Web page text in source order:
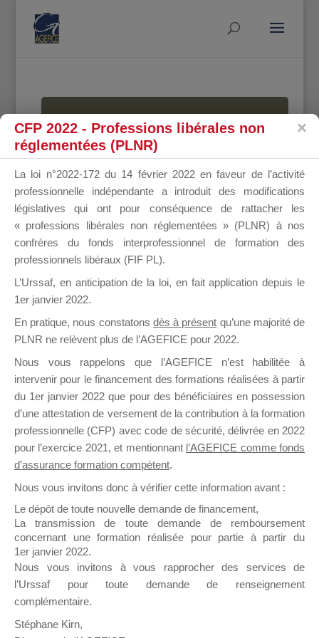
MALLETTE
DU
DIRIGEANT
Groupe Public
il y a un mois
Ce groupe est destiné aux Organismes de
Formation qui souhaitent répondre à l’Appel à
Propositions Mallette du Dirigeant.
sur lequel il est possible de laisser un message
ou poser une question.
NB : Il est nécessaire d’être
pouvoir rejoindre ce groupe
CFP 2022 - Professions libérales non
réglementées (PLNR)
La loi n°2022-172 du 14 février 2022 en faveur de l’activité
professionnelle indépendante a introduit des modifications
législatives qui ont pour conséquence de rattacher les
« professions libérales non réglementées » (PLNR) à nos
confrères du fonds interprofessionnel de formation des
professionnels libéraux (FIF PL).
L’Urssaf, en anticipation de la loi, en fait application depuis le
1er janvier 2022.
En pratique, nous constatons dès à présent qu’une majorité de
PLNR ne relèvent plus de l’AGEFICE pour 2022.
Nous vous rappelons que l’AGEFICE n’est habilitée à
intervenir pour le financement des formations réalisées à partir
du 1er janvier 2022 que pour des bénéficiaires en possession
d’une attestation de versement de la contribution à la formation
professionnelle (CFP) avec code de sécurité, délivrée en 2022
pour l’exercice 2021, et mentionnant l’AGEFICE comme fonds
d’assurance formation compétent.
Nous vous invitons donc à vérifier cette information avant :
Le dépôt de toute nouvelle demande de financement,
La transmission de toute demande de remboursement
concernant une formation réalisée pour partie à partir du
1er janvier 2022.
Nous vous invitons à vous rapprocher des services de
l’Urssaf pour toute demande de renseignement
complémentaire.
Stéphane Kirn,